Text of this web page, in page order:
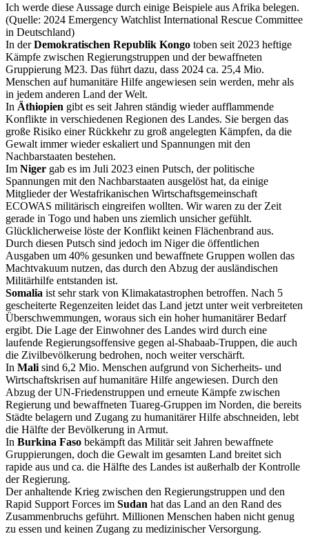
Ich werde diese Aussage durch einige Beispiele aus Afrika belegen.
(Quelle: 2024 Emergency Watchlist International Rescue Committee
in Deutschland)
In derDemokratischen Republik Kongo toben seit 2023 heftige
Kämpfe zwischen Regierungstruppen und der bewaffneten
Gruppierung M23. Das führt dazu, dass 2024 ca. 25,4 Mio.
Menschen auf humanitäre Hilfe angewiesen sein werden, mehr als
in jedem anderen Land der Welt.
In Äthiopien gibt es seit Jahren ständig wieder aufflammende
Konflikte in verschiedenen Regionen des Landes. Sie bergen das
große Risiko einer Rückkehr zu groß angelegten Kämpfen, da die
Gewalt immer wieder eskaliert und Spannungen mit den
Nachbarstaaten bestehen.
Im Niger gab es im Juli 2023 einen Putsch, der politische
Spannungen mit den Nachbarstaaten ausgelöst hat, da einige
Mitglieder der Westafrikanischen Wirtschaftsgemeinschaft
ECOWAS militärisch eingreifen wollten. Wir waren zu der Zeit
gerade in Togo und haben uns ziemlich unsicher gefühlt.
Glücklicherweise löste der Konflikt keinen Flächenbrand aus.
Durch diesen Putsch sind jedoch im Niger die öffentlichen
Ausgaben um 40% gesunken und bewaffnete Gruppen wollen das
Machtvakuum nutzen, das durch den Abzug der ausländischen
Militärhilfe entstanden ist.
Somalia ist sehr stark von Klimakatastrophen betroffen. Nach 5
gescheiterte Regenzeiten leidet das Land jetzt unter weit verbreiteten
Überschwemmungen, woraus sich ein hoher humanitärer Bedarf
ergibt. Die Lage der Einwohner des Landes wird durch eine
laufende Regierungsoffensive gegen al-Shabaab-Truppen, die auch
die Zivilbevölkerung bedrohen, noch weiter verschärft.
In Mali sind 6,2 Mio. Menschen aufgrund von Sicherheits- und
Wirtschaftskrisen auf humanitäre Hilfe angewiesen. Durch den
Abzug der UN-Friedenstruppen und erneute Kämpfe zwischen
Regierung und bewaffneten Tuareg-Gruppen im Norden, die bereits
Städte belagern und Zugang zu humanitärer Hilfe abschneiden, lebt
die Hälfte der Bevölkerung in Armut.
In Burkina Faso bekämpft das Militär seit Jahren bewaffnete
Gruppierungen, doch die Gewalt im gesamten Land breitet sich
rapide aus und ca. die Hälfte des Landes ist außerhalb der Kontrolle
der Regierung.
Der anhaltende Krieg zwischen den Regierungstruppen und den
Rapid Support Forces im Sudan hat das Land an den Rand des
Zusammenbruchs geführt. Millionen Menschen haben nicht genug
zu essen und keinen Zugang zu medizinischer Versorgung.